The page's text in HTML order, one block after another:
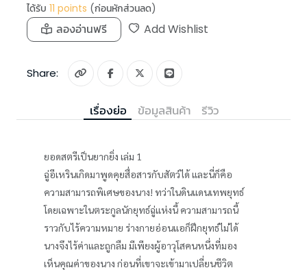
ได้รับ 11 points (ก่อนหักส่วนลด)
ลองอ่านฟรี Add Wishlist
Share:
เรื่องย่อ ข้อมูลสินค้า รีวิว
ยอดสตรีเป็นยากยิ่ง เล่ม 1
ฉู่อีเหรินเกิดมาพูดคุยสื่อสารกับสัตว์ได้ และนี่ก็คือ
ความสามารถพิเศษของนาง! ทว่าในดินแดนเทพยุทธ์
โดยเฉพาะในตระกูลนักยุทธ์ฉู่แห่งนี้ ความสามารถนี้
ราวกับไร้ความหมาย ร่างกายอ่อนแอก็ฝึกยุทธ์ไม่ได้
นางจึงไร้ค่าและถูกลืม มีเพียงผู้อาวุโสคนหนึ่งที่มอง
เห็นคุณค่าของนาง ก่อนที่เขาจะเข้ามาเปลี่ยนชีวิต